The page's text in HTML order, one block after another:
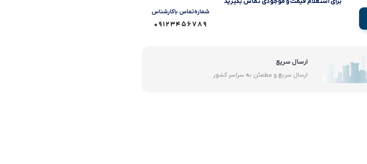
آرام پز
توستر
شماره‌تماس‌ با‌کارشناس
09123456789
ارسال سریع
ارسال سریع و مطمئن به سراسر کشور